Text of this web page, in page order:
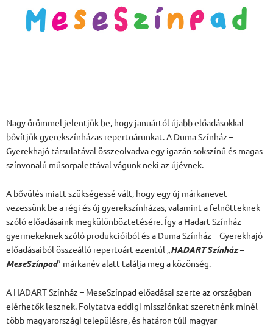
Nagy örömmel jelentjük be, hogy januártól újabb előadásokkal
bővítjük gyerekszínházas repertoárunkat. A Duma Színház –
Gyerekhajó társulatával összeolvadva egy igazán sokszínű és magas
színvonalú műsorpalettával vágunk neki az újévnek.
A bővülés miatt szükségessé vált, hogy egy új márkanevet
vezessünk be a régi és új gyerekszínházas, valamint a felnőtteknek
szóló előadásaink megkülönböztetésére. Így a Hadart Színház
gyermekeknek szóló produkcióiból és a Duma Színház – Gyerekhajó
előadásaiból összeálló repertoárt ezentúl „HADART Színház –
MeseSzínpad” márkanév alatt találja meg a közönség.
A HADART Színház – MeseSzínpad előadásai szerte az országban
elérhetők lesznek. Folytatva eddigi missziónkat szeretnénk minél
több magyarországi településre, és határon túli magyar